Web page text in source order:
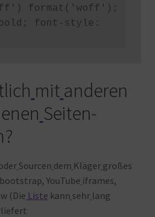
format('woff');
font-style:
mit anderen
Seiten-
Sourcen dem Kläger großes
YouTube iframes,
(Die Liste kann sehr lang